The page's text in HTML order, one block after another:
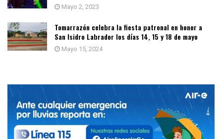
Mayo 2, 2023
Tomarrazón celebra la fiesta patronal en honor a
San Isidro Labrador los días 14, 15 y 18 de mayo
Mayo 15, 2024